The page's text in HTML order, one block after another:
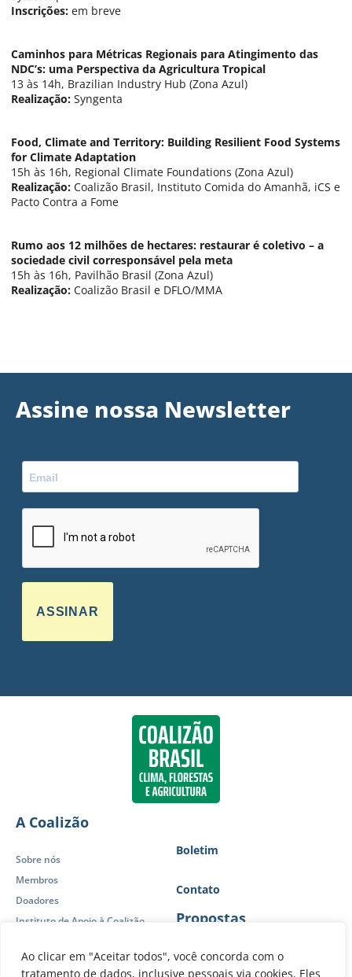
Ao clicar em "Aceitar todos", você concorda com o
tratamento de dados, inclusive pessoais via cookies. Eles
Inscrições: em breve
Caminhos para Métricas Regionais para Atingimento das
NDC’s: uma Perspectiva da Agricultura Tropical
13 às 14h, Brazilian Industry Hub (Zona Azul)
Realização: Syngenta
Food, Climate and Territory: Building Resilient Food Systems
for Climate Adaptation
15h às 16h, Regional Climate Foundations (Zona Azul)
Realização: Coalizão Brasil, Instituto Comida do Amanhã, iCS e
Pacto Contra a Fome
Rumo aos 12 milhões de hectares: restaurar é coletivo – a
sociedade civil corresponsável pela meta
15h às 16h, Pavilhão Brasil (Zona Azul)
Realização: Coalizão Brasil e DFLO/MMA
Assine nossa Newsletter
ASSINAR
A Coalizão
Sobre nós
Membros
Doadores
Instituto de Apoio à Coalizão
Propostas
Posicionamentos
Atuação
Boletim
Contato